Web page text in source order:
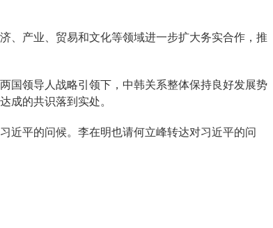
、产业、贸易和文化等领域进一步扩大务实合作，推
国领导人战略引领下，中韩关系整体保持良好发展势
成的共识落到实处。
近平的问候。李在明也请何立峰转达对习近平的问